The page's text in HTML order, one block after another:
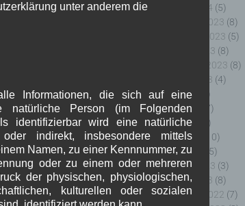
stillgelegt wurde.
herzustellen, z. B. im
eines Schadens die
des G7-Gipfels ein
eine Schnittstelle mit
mitten in der Nacht,
ein modernes und
Januar 2024 (5)
Dezember 2023 (8)
November 2023 (5)
Oktober 2023 (8)
September 2023 (8)
August 2023 (4)
Juli 2023
(8)
Juni 2023
(7)
Mai 2023
(8)
April 2023
(10)
März 2023
(5)
Februar 2023 (3)
Januar 2023 (8)
Dezember 2022 (7)
unter anderem die
Informationen, die sich auf eine
natürliche Person (im Folgenden
identifizierbar wird eine natürliche
indirekt, insbesondere mittels
Namen, zu einer Kennnummer, zu
oder zu einem oder mehreren
der physischen, physiologischen,
kulturellen oder sozialen